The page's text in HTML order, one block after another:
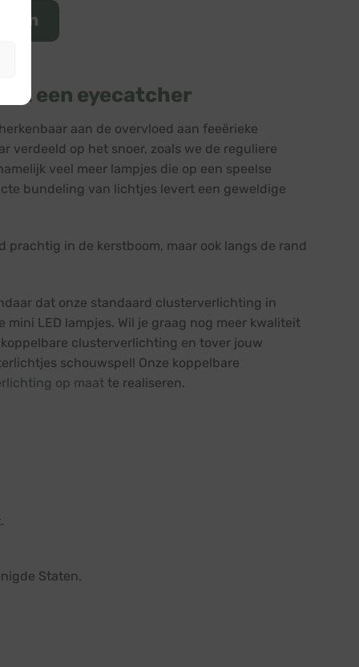
een eyecatcher
aan de overvloed aan feeërieke
verdeeld op het snoer, zoals we de reguliere
veel meer lampjes die op een speelse
bundeling van lichtjes levert een geweldige
in de kerstboom, maar ook langs de rand
dat onze standaard clusterverlichting in
mini LED lampjes. Wil je graag nog meer kwaliteit
clusterverlichting en tover jouw
schouwspel! Onze koppelbare
op maatte realiseren.
Staten.